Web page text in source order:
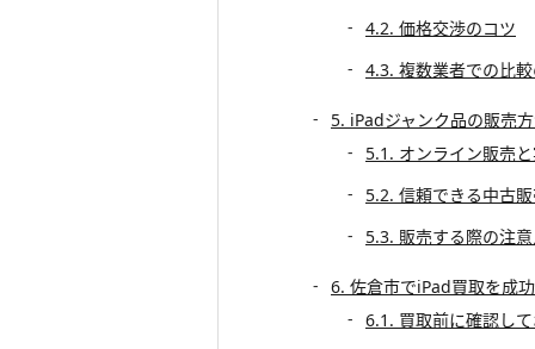
4.2. 価格交渉のコツ
4.3. 複数業者での比
5. iPadジャンク品の販売
5.1. オンライン販売
5.2. 信頼できる中古
5.3. 販売する際の注
6. 佐倉市でiPad買取を成
6.1. 買取前に確認し